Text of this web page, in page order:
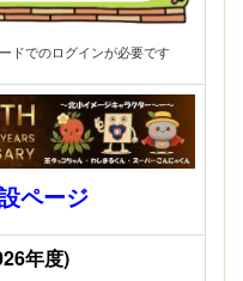
ドでのログインが必要です
ページ
年度)